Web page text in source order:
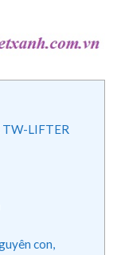
TW-LIFTER
con,